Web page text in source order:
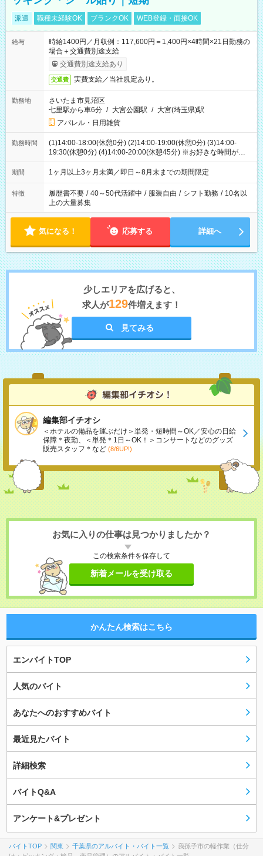
派遣 職種未経験OK ブランクOK WEB登録・面接OK
給与
時給1400円／月収例：117,600円＝1,400円×4時間×21日勤務の
場合＋交通費別途支給
交通費別途支給あり
交通費 実費支給／当社規定あり。
勤務地
さいたま市見沼区
七里駅から車6分 / 大宮公園駅 / 大宮(埼玉県)駅
アパレル・日用雑貨
勤務時間
(1)14:00-18:00(休憩0分) (2)14:00-19:00(休憩0分) (3)14:00-
19:30(休憩0分) (4)14:00-20:00(休憩45分) ※お好きな時間が選べ
ます
期間 1ヶ月以上3ヶ月未満／即日～8月末までの期間限定
特徴 履歴書不要 / 40～50代活躍中 / 服装自由 / シフト勤務 / 10名以
上の大量募集
気になる！ 応募する 詳細へ
少しエリアを広げると、
求人が129件増えます！
見てみる
編集部イチオシ
＜ホテルの備品を運ぶだけ＞単発・短時間～OK／安心の日給
保障＊夜勤、＜単発＊1日～OK！＞コンサートなどのグッズ
販売スタッフ＊など (8/6UP!)
お気に入りの仕事は見つかりましたか？
この検索条件を保存して
新着メールを受け取る
かんたん検索はこちら
エンバイトTOP
人気のバイト
あなたへのおすすめバイト
最近見たバイト
詳細検索
バイトQ&A
アンケート&プレゼント
バイトTOP 関東 千葉県のアルバイト・バイト一覧
我孫子市の軽作業（仕分